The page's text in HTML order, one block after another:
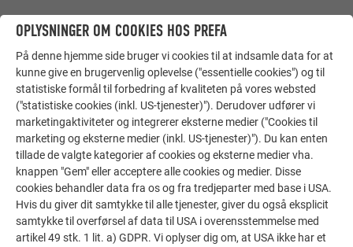
OPLYSNINGER OM COOKIES HOS PREFA
På denne hjemme side bruger vi cookies til at indsamle data for at
kunne give en brugervenlig oplevelse ("essentielle cookies") og til
statistiske formål til forbedring af kvaliteten på vores websted
("statistiske cookies (inkl. US-tjenester)"). Derudover udfører vi
marketingaktiviteter og integrerer eksterne medier ("Cookies til
marketing og eksterne medier (inkl. US-tjenester)"). Du kan enten
tillade de valgte kategorier af cookies og eksterne medier vha.
knappen "Gem" eller acceptere alle cookies og medier. Disse
cookies behandler data fra os og fra tredjeparter med base i USA.
Hvis du giver dit samtykke til alle tjenester, giver du også eksplicit
samtykke til overførsel af data til USA i overensstemmelse med
artikel 49 stk. 1 lit. a) GDPR. Vi oplyser dig om, at USA ikke har et